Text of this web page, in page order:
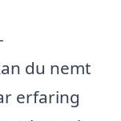
du nemt
erfaring